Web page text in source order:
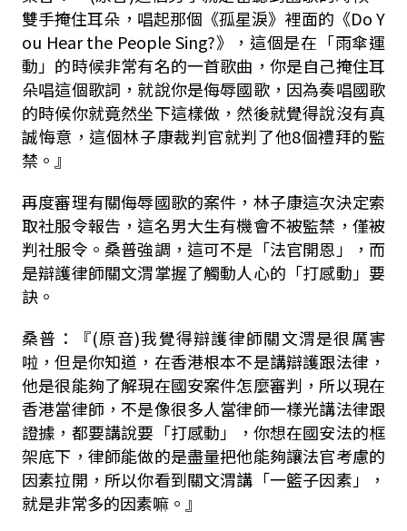
雙手掩住耳朵，唱起那個《孤星淚》裡面的 《Do Y
ou Hear the People Sing?》
，這個是在「雨傘運
動」的時候非常有名的一首歌曲，你是自己掩住耳
朵唱這個歌詞，就說你是侮辱國歌，因為奏唱國歌
的時候你就竟然坐下這樣做，然後就覺得說沒有真
誠悔意，這個林子康裁判官就判了他8個禮拜的監
禁。』
再度審理有關侮辱國歌的案件， 林子康這次決定索
取社服令報告，這名男大生有機會不被監禁，僅被
判社服令。桑普強調，這可不是 「法官開恩 」
，而
是辯護律師關文渭掌握了觸動人心的 「打感動」要
訣。
桑普 ：『(原音)我覺得辯護律師關文渭是很厲害
啦，但是你知道，在香港根本不是講辯護跟法律，
他是很能夠了解現在國安案件怎麼審判，所以現在
香港當律師，不是像很多人當律師一樣光講法律跟
證據，都要講說要 「打感動 」
，你想在國安法的框
架底下，律師能做的是盡量把他能夠讓法官考慮的
因素拉開，所以你看到關文渭講 「一籃子因素 」
，
就是非常多的因素嘛。 』